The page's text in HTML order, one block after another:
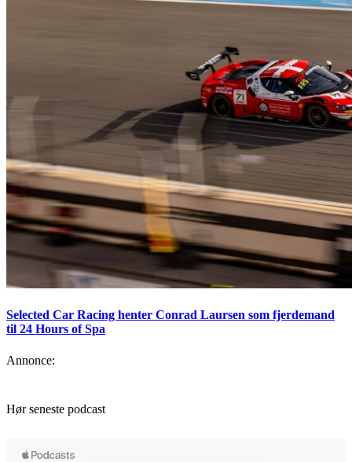
Selected Car Racing henter Conrad Laursen som fjerdemand
til 24 Hours of Spa
Annonce:
Hør seneste podcast